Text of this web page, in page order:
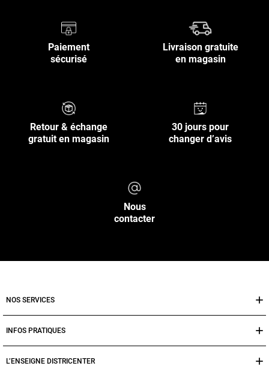
Paiement
sécurisé
Livraison gratuite
en magasin
Retour & échange
gratuit en magasin
30 jours pour
changer d’avis
Nous
contacter
NOS SERVICES
INFOS PRATIQUES
L’ENSEIGNE DISTRICENTER